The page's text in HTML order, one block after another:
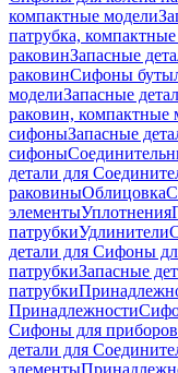
компактные модели
патрубка,
раковинЗапасные
раковинСифоны
моделиЗапасные
раковин, компактные
сифоныЗапасные
сифоны
детали для
раковиныОблицовка
элементыУплотнения
патрубкиУдлинители
детали для Сифоны
патрубкиЗапасные
патрубки
Принадлежности
Сифоны для приборов
детали для
элементы